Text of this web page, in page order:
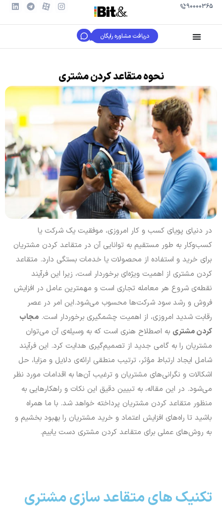
90000365
دریافت مشاوره رایگان
نحوه متقاعد کردن مشتری
در دنیای پویای کسب و کار امروزی، موفقیت یک شرکت یا
کسب‌وکار به طور مستقیم به توانایی آن در متقاعد کردن مشتریان
برای خرید و استفاده از محصولات یا خدمات بستگی دارد. متقاعد
کردن مشتری از اهمیت ویژه‌ای برخوردار است، زیرا این فرآیند
نقطه‌ی شروع هر معامله تجاری است و مهمترین عامل در افزایش
فروش و رشد سود شرکت‌ها محسوب می‌شود.این امر در عصر
رقابت شدید امروزی، از اهمیت چشمگیری برخوردار است. مجاب
کردن مشتری به اصطلاح هنری است که به وسیله‌ی آن می‌توان
مشتریان را به گامی جدید از تصمیم‌گیری هدایت کرد. این فرآیند
شامل ایجاد ارتباط مؤثر، ترتیب منطقی ارائه‌ی دلایل و مزایا، حل
اشکالات و نگرانی‌های مشتریان و ترغیب آن‌ها به اقدامات مورد نظر
می‌شود. در این مقاله، به تبیین دقیق این نکات و راهکارهایی به
منظور متقاعد کردن مشتریان پرداخته خواهد شد. با ما همراه
باشید تا راه‌های افزایش اعتماد و خرید مشتریان را بهبود بخشیم و
به روش‌های عملی برای متقاعد کردن مشتری دست یابیم.
تکنیک های متقاعد سازی مشتری